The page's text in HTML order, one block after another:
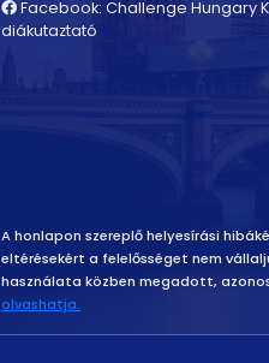
Facebook: Challenge Hungary
diákutaztató
Felelősség
A honlapon szereplő helyesírási
eltérésekért a felelősséget nem
használata közben megadott,
olvashatja.